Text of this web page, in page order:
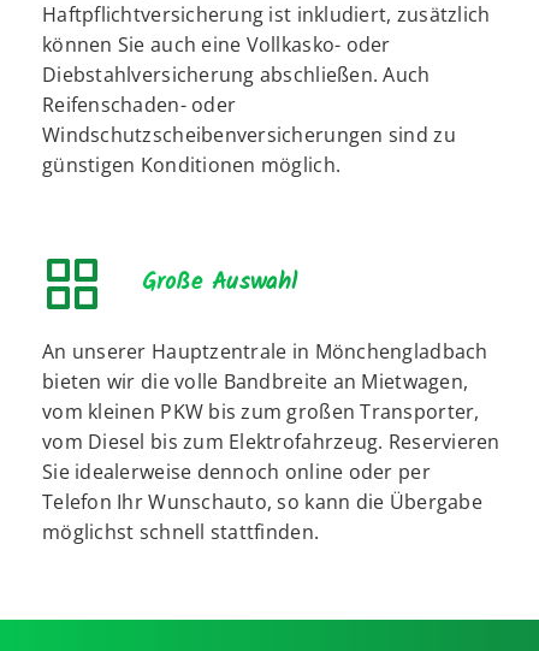
Haftpflichtversicherung ist inkludiert, zusätzlich
können Sie auch eine Vollkasko- oder
Diebstahlversicherung abschließen. Auch
Reifenschaden- oder
Windschutzscheibenversicherungen sind zu
günstigen Konditionen möglich.
Große Auswahl
An unserer Hauptzentrale in Mönchengladbach
bieten wir die volle Bandbreite an Mietwagen,
vom kleinen PKW bis zum großen Transporter,
vom Diesel bis zum Elektrofahrzeug. Reservieren
Sie idealerweise dennoch online oder per
Telefon Ihr Wunschauto, so kann die Übergabe
möglichst schnell stattfinden.